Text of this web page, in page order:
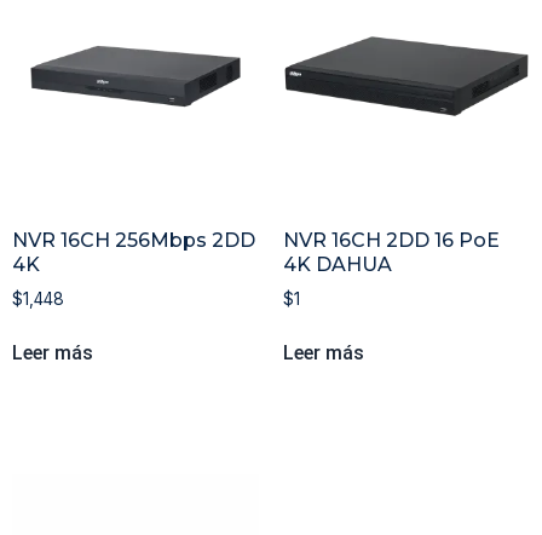
NVR 16CH 256Mbps 2DD
4K
$1,448
Leer más
NVR 16CH 2DD 16 PoE
4K DAHUA
$1
Leer más